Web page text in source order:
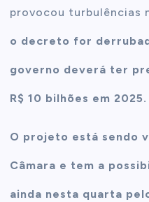
provocou turbulências
o decreto for
governo deverá ter
R$ 10 bilhões em 2025.
O projeto está sendo
Câmara e tem a
ainda nesta quarta